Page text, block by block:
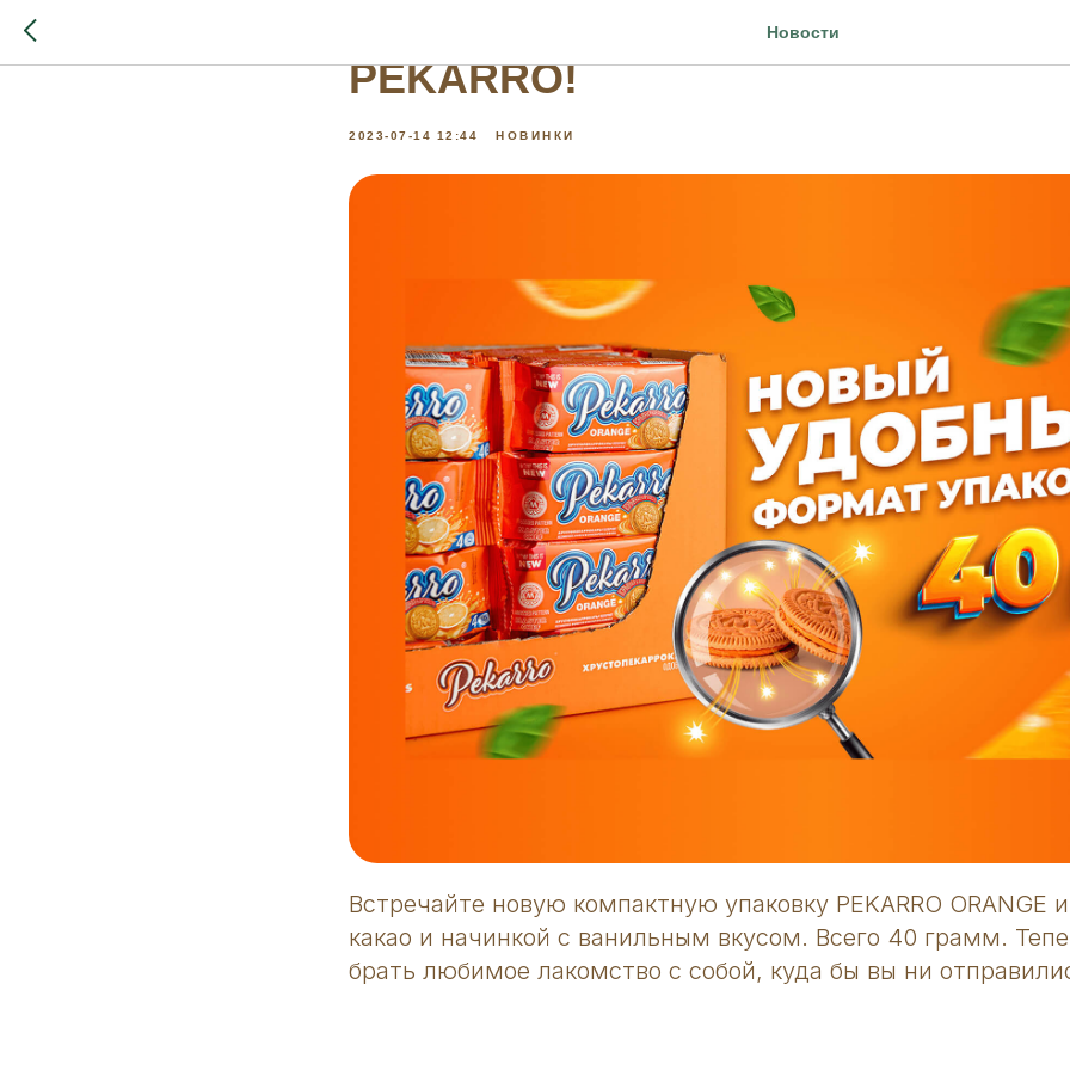
Новости
Новый формат печенья-
PEKARRO!
2023-07-14 12:44 НОВИНКИ
Встречайте новую компактную упаковку PEKARRO ORANGE и
какао и начинкой с ванильным вкусом. Всего 40 грамм.
брать любимое лакомство с собой, куда бы вы ни